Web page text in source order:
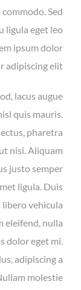
Sed
ligula eget leo
ipsum dolor
adipiscing elit.
lacus augue
quis mauris.
pharetra
nisi. Aliquam
justo semper
ligula. Duis
libero vehicula
eleifend, nulla
dolor eget mi.
adipiscing a
molestie